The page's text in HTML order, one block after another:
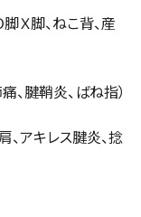
Ｘ脚、ねこ背、産
、腱鞘炎、ばね指）
、アキレス腱炎、捻